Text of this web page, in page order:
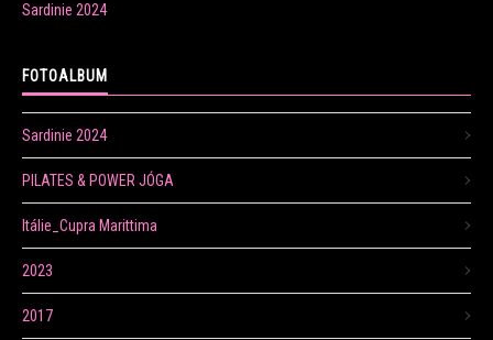
Sardinie 2024
FOTOALBUM
Sardinie 2024
PILATES & POWER JÓGA
Itálie_Cupra Marittima
2023
2017